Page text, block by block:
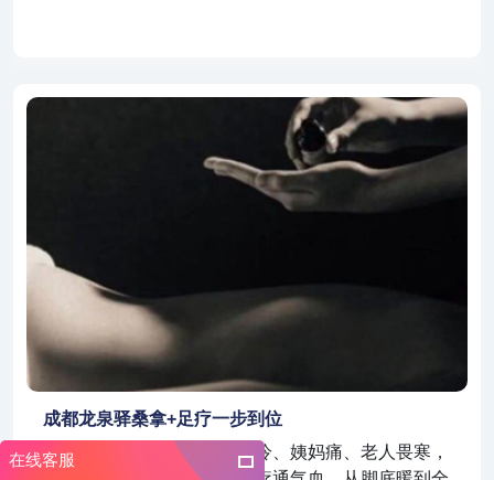
在线客服
成都龙泉驿桑拿+足疗一步到位
成都龙泉驿末梢循环差、怕冷、姨妈痛、老人畏寒，